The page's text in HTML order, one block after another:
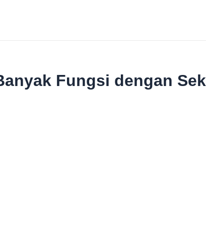
Fungsi dengan